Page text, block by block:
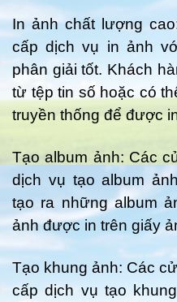
In ảnh chất lượng
cấp dịch vụ in ảnh
phân giải tốt. Khách
từ tệp tin số hoặc có
truyền thống để được
Tạo album ảnh: Các
dịch vụ tạo album
tạo ra những album
ảnh được in trên giấy
Tạo khung ảnh: Các
cấp dịch vụ tạo